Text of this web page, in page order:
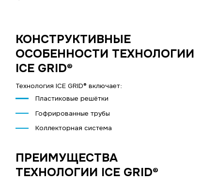
КОНСТРУКТИВНЫЕ
ОСОБЕННОСТИ ТЕХНОЛОГИИ
ICE GRID®
Технология ICE GRID® включает:
Пластиковые решётки
Гофрированные трубы
Коллекторная система
ПРЕИМУЩЕСТВА
ТЕХНОЛОГИИ ICE GRID®